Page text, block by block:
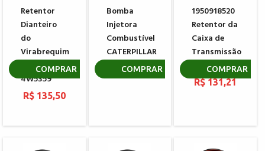
Retentor
Dianteiro
do
Virabrequim
PERKINS
4W5359
R$ 135,50
COMPRAR
Bomba
Injetora
Combustível
CATERPILLAR
R$ 25,25
COMPRAR
1950918520
Retentor da
Caixa de
Transmissão
KOMATSU
R$ 131,21
COMPRAR